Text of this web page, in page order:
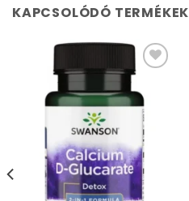
KAPCSOLÓDÓ TERMÉKEK
Kívánságlistához
adás